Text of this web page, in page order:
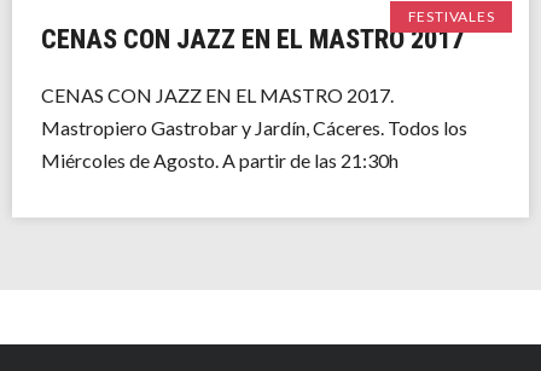
FESTIVALES
CENAS CON JAZZ EN EL MASTRO 2017
CENAS CON JAZZ EN EL MASTRO 2017.
Mastropiero Gastrobar y Jardín, Cáceres. Todos los
Miércoles de Agosto. A partir de las 21:30h